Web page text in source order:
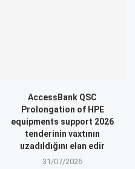
AccessBank QSC
Prolongation of HPE
equipments support 2026
tenderinin vaxtının
uzadıldığını elan edir
31/07/2026